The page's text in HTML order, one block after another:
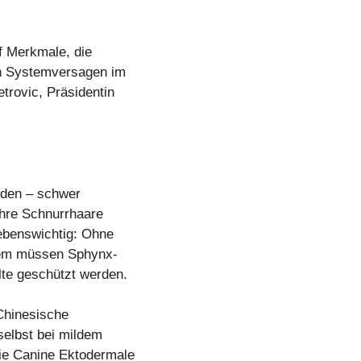
Merkmale, die
Systemversagen im
Präsidentin
– schwer
Schnurrhaare
Ohne
müssen Sphynx-
geschützt werden.
bei mildem
Canine Ektodermale